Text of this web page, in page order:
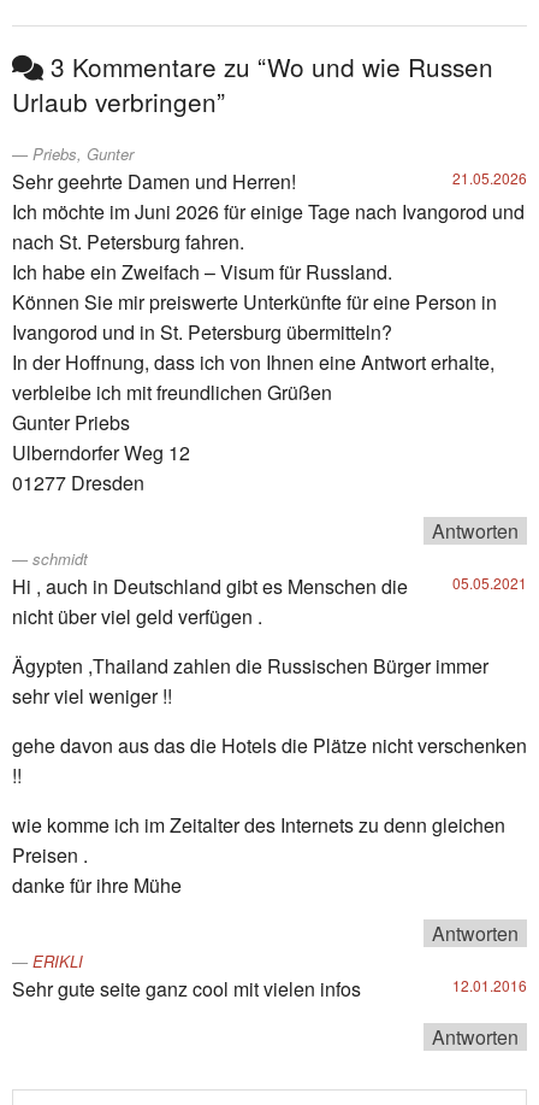
3 Kommentare zu “Wo und wie Russen
Urlaub verbringen”
Priebs, Gunter
21.05.2026
Sehr geehrte Damen und Herren!
Ich möchte im Juni 2026 für einige Tage nach Ivangorod und
nach St. Petersburg fahren.
Ich habe ein Zweifach – Visum für Russland.
Können Sie mir preiswerte Unterkünfte für eine Person in
Ivangorod und in St. Petersburg übermitteln?
In der Hoffnung, dass ich von Ihnen eine Antwort erhalte,
verbleibe ich mit freundlichen Grüßen
Gunter Priebs
Ulberndorfer Weg 12
01277 Dresden
Antworten
schmidt
05.05.2021
Hi , auch in Deutschland gibt es Menschen die
nicht über viel geld verfügen .
Ägypten ,Thailand zahlen die Russischen Bürger immer
sehr viel weniger !!
gehe davon aus das die Hotels die Plätze nicht verschenken
!!
wie komme ich im Zeitalter des Internets zu denn gleichen
Preisen .
danke für ihre Mühe
Antworten
ERIKLI
12.01.2016
Sehr gute seite ganz cool mit vielen infos
Antworten